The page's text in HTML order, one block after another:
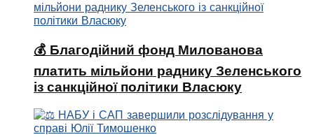
💰 Благодійний фонд Милованова
платить мільйони раднику Зеленського
із санкційної політики Власюку